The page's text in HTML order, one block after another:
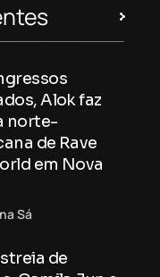
Alok faz
norte-
de Rave
em Nova
Sá
de